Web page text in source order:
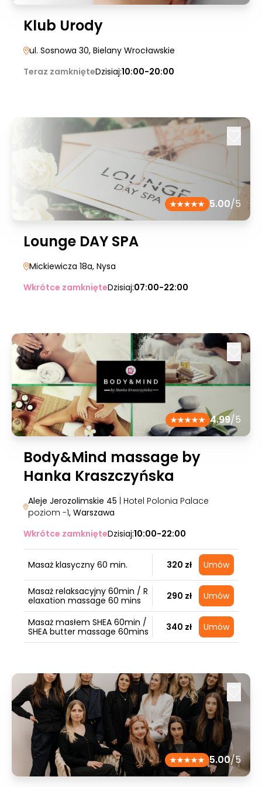
Klub Urody
ul. Sosnowa 30, Bielany Wrocławskie
Teraz zamknięteDzisiaj:10:00-20:00
5.00/5
Lounge DAY SPA
Mickiewicza 18a, Nysa
Wkrótce zamknięteDzisiaj:07:00-22:00
4.99/5
Body&Mind massage by
Hanka Kraszczyńska
Aleje Jerozolimskie 45 | Hotel Polonia Palace
poziom -1, Warszawa
Wkrótce zamknięteDzisiaj:10:00-22:00
Masaż klasyczny 60 min. 320 zł Umów
Masaż relaksacyjny 60min / R
elaxation massage 60 mins
290 zł Umów
Masaż masłem SHEA 60min /
SHEA butter massage 60mins
340 zł Umów
5.00/5